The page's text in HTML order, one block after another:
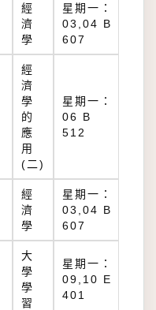
經
濟
學
星期一：
03,04 B
607
經
濟
學
的
應
用
(二)
星期一：
06 B
512
經
濟
學
星期一：
03,04 B
607
大
學
學
習
星期一：
09,10 E
401